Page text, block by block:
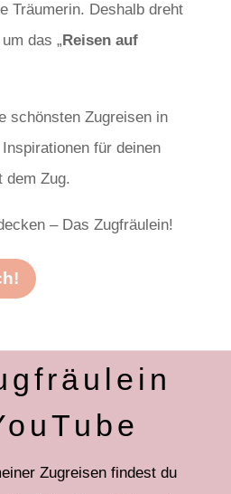
Träumerin. Deshalb dreht
das „ Reisen auf
schönsten Zugreisen in
für deinen
dem Zug.
– Das Zugfräulein!
Zugreisen findest du